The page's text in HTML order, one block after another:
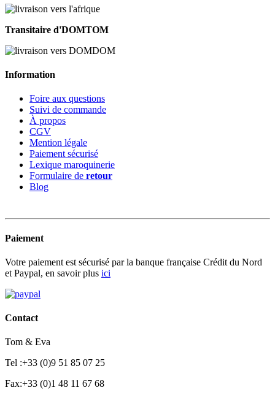
Transitaire d'DOMTOM
Information
Foire aux questions
Suivi de commande
À propos
CGV
Mention légale
Paiement sécurisé
Lexique maroquinerie
Formulaire de retour
Blog
Paiement
Votre paiement est sécurisé par la banque française Crédit du Nord
et Paypal, en savoir plus ici
Contact
Tom & Eva
Tel :+33 (0)9 51 85 07 25
Fax:+33 (0)1 48 11 67 68